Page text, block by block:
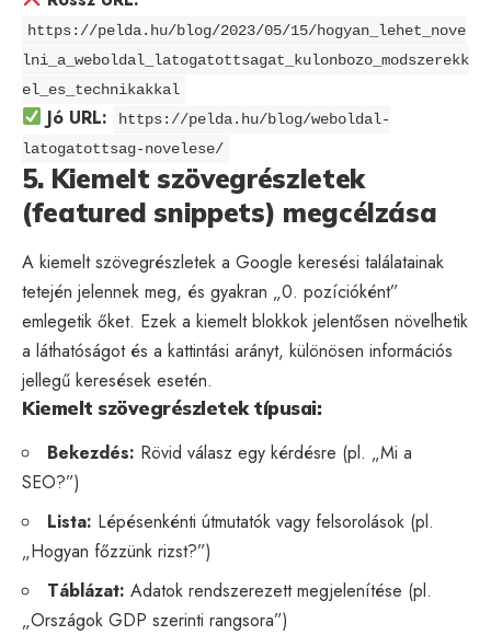
https://pelda.hu/blog/2023/05/15/hogyan_lehet_nove
lni_a_weboldal_latogatottsagat_kulonbozo_modszerekk
el_es_technikakkal
Jó URL:
https://pelda.hu/blog/weboldal-
latogatottsag-novelese/
5. Kiemelt szövegrészletek
(featured snippets) megcélzása
A kiemelt szövegrészletek a Google keresési találatainak
tetején jelennek meg, és gyakran „0. pozícióként”
emlegetik őket. Ezek a kiemelt blokkok jelentősen növelhetik
a láthatóságot és a kattintási arányt, különösen információs
jellegű keresések esetén.
Kiemelt szövegrészletek típusai:
Bekezdés: Rövid válasz egy kérdésre (pl. „Mi a
SEO?”)
Lista: Lépésenkénti útmutatók vagy felsorolások (pl.
„Hogyan főzzünk rizst?”)
Táblázat: Adatok rendszerezett megjelenítése (pl.
„Országok GDP szerinti rangsora”)